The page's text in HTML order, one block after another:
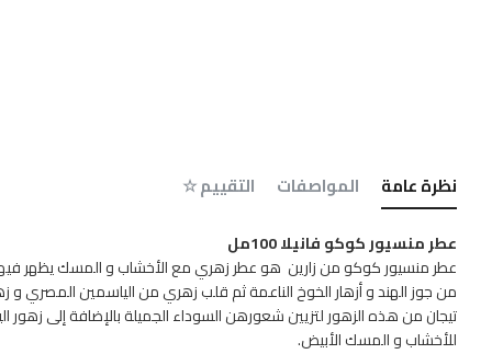
نظرة عامة المواصفات التقييم ☆
عطر منسيور كوكو فانيلا 100مل
عطر منسيور كوكو من زارين هو عطر زهري مع الأخشاب و المسك يظهر فيها
من جوز الهند و أزهار الخوخ الناعمة ثم قلب زهري من الياسمين المصري و
تيجان من هذه الزهور لتزيين شعورهن السوداء الجميلة بالإضافة إلى زهور
للأخشاب و المسك الأبيض.